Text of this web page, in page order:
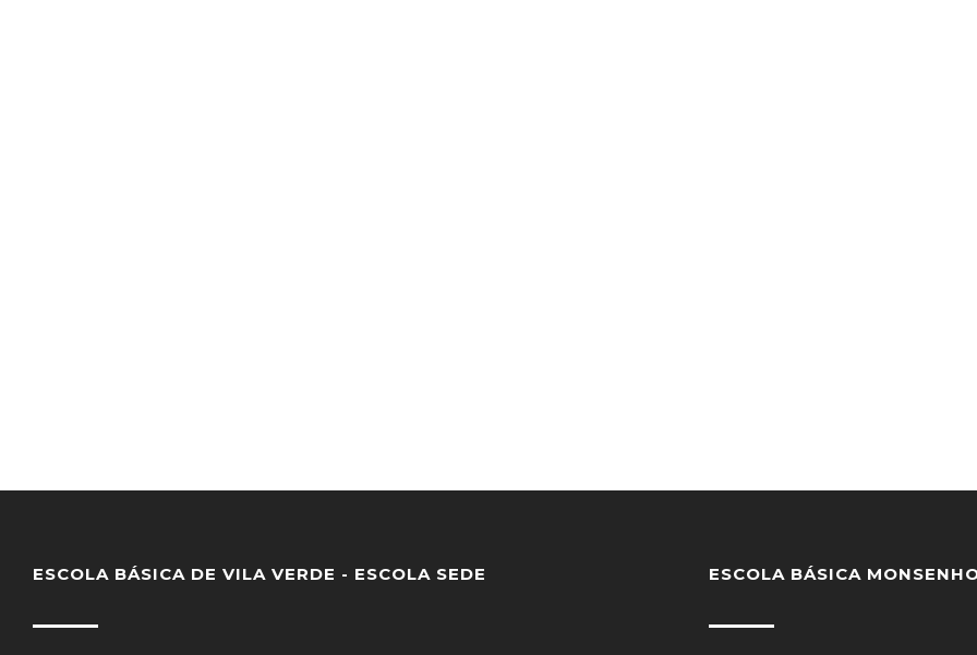
ESCOLA BÁSICA DE VILA VERDE - ESCOLA SEDE ESCOLA BÁSICA